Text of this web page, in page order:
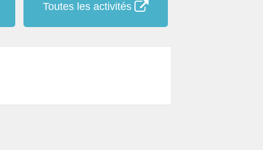
Toutes les activités